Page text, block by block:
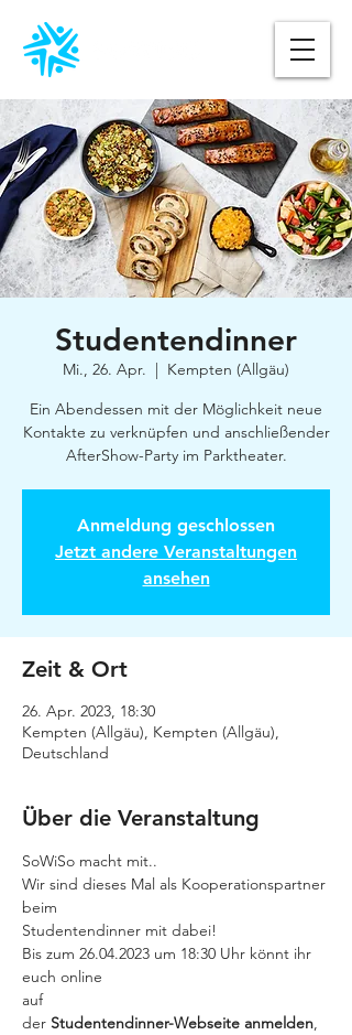
Studentendinner
Mi., 26. Apr.
  |
Kempten (Allgäu)
Ein Abendessen mit der Möglichkeit neue
Kontakte zu verknüpfen und anschließender
AfterShow-Party im Parktheater.
Anmeldung geschlossen
Jetzt andere Veranstaltungen
ansehen
Zeit & Ort
26. Apr. 2023, 18:30
Kempten (Allgäu), Kempten (Allgäu),
Deutschland
Über die Veranstaltung
SoWiSo macht mit..
Wir sind dieses Mal als Kooperationspartner
beim
Studentendinner mit dabei!
Bis zum 26.04.2023 um 18:30 Uhr könnt ihr
euch online
auf
der Studentendinner-Webseite anmelden,